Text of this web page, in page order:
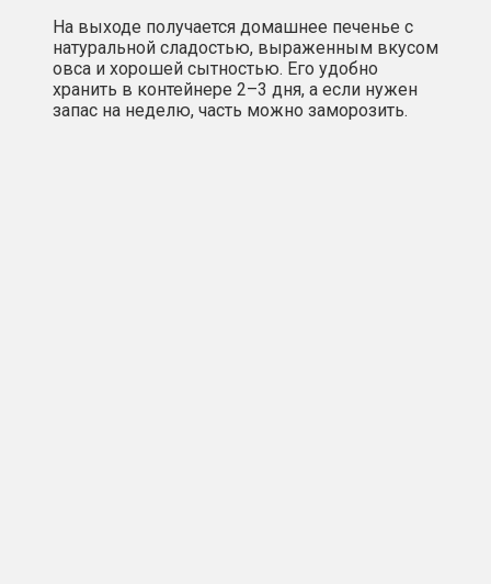
На выходе получается домашнее печенье с
натуральной сладостью, выраженным вкусом
овса и хорошей сытностью. Его удобно
хранить в контейнере 2–3 дня, а если нужен
запас на неделю, часть можно заморозить.